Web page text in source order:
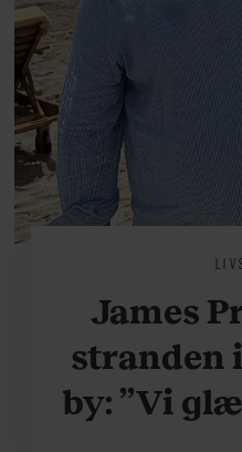
James
stranden
by: ”Vi